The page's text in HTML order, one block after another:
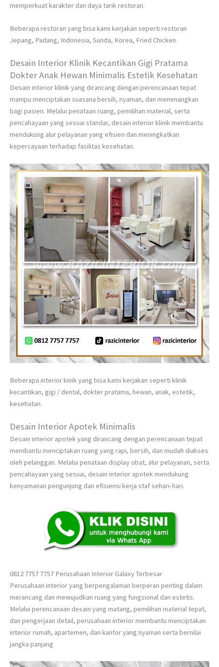
memperkuat karakter dan daya tarik restoran.
Beberapa restoran yang bisa kami kerjakan seperti restoran
Jepang, Padang, Indonesia, Sunda, Korea, Fried Chicken.
Desain Interior Klinik Kecantikan Gigi Pratama
Dokter Anak Hewan Minimalis Estetik Kesehatan
Desain interior klinik yang dirancang dengan perencanaan tepat
mampu menciptakan suasana bersih, nyaman, dan menenangkan
bagi pasien. Melalui penataan ruang, pemilihan material, serta
pencahayaan yang sesuai standar, desain interior klinik membantu
mendukung alur pelayanan yang efisien dan meningkatkan
kepercayaan terhadap fasilitas kesehatan.
Beberapa interior kinik yang bisa kami kerjakan seperti klinik
kecantikan, gigi / dental, dokter pratama, hewan, anak, estetik,
kesehatan.
Desain Interior Apotek Minimalis
Desain interior apotek yang dirancang dengan perencanaan tepat
membantu menciptakan ruang yang rapi, bersih, dan mudah diakses
oleh pelanggan. Melalui penataan display obat, alur pelayanan, serta
pencahayaan yang sesuai, desain interior apotek mendukung
kenyamanan pengunjung dan efisiensi kerja staf sehari-hari.
0812 7757 7757 Perusahaan Interior Galaxy Terbesar
Perusahaan interior yang berpengalaman berperan penting dalam
merancang dan mewujudkan ruang yang fungsional dan estetis.
Melalui perencanaan desain yang matang, pemilihan material tepat,
dan pengerjaan detail, perusahaan interior membantu menciptakan
interior rumah, apartemen, dan kantor yang nyaman serta bernilai
jangka panjang